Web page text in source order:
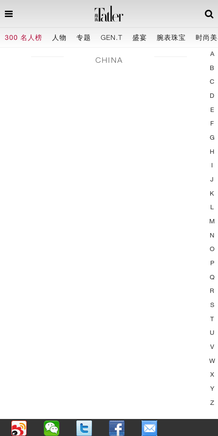
300 名人榜 人物 专题 GEN.T 盛宴 腕表珠宝 时尚
CHINA
A
B
C
D
E
F
G
H
I
J
K
L
M
N
O
P
Q
R
S
T
U
V
W
X
Y
Z